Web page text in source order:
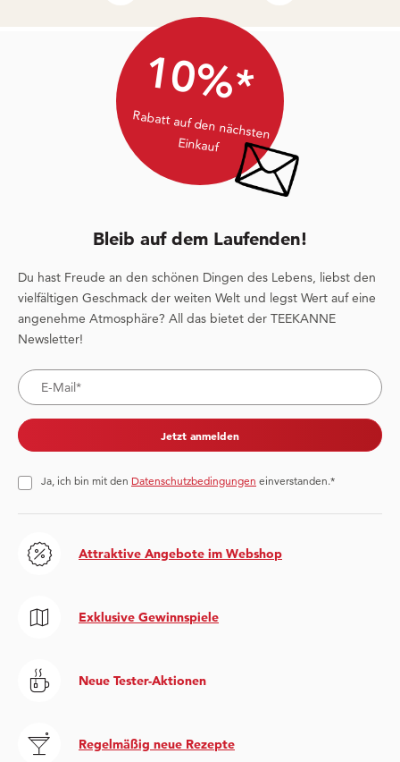
10%*
Rabatt auf den nächsten
Einkauf
Bleib auf dem Laufenden!
Du hast Freude an den schönen Dingen des Lebens, liebst den
vielfältigen Geschmack der weiten Welt und legst Wert auf eine
angenehme Atmosphäre? All das bietet der TEEKANNE
Newsletter!
Jetzt anmelden
Ja, ich bin mit den Datenschutzbedingungen einverstanden.*
Attraktive Angebote im Webshop
Exklusive Gewinnspiele
Neue Tester-Aktionen
Regelmäßig neue Rezepte